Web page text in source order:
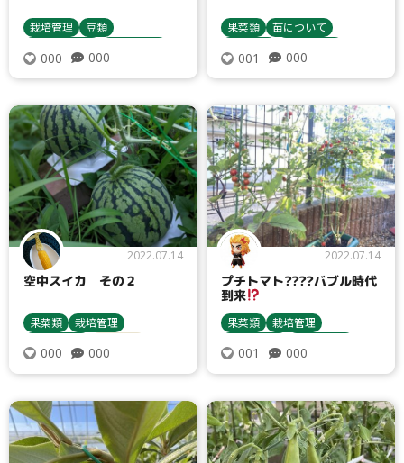
栽培管理
豆類
栽培方法
土寄せ
000 000
果菜類
苗について
トマト・ミニトマト
001 000
2022.07.14
空中スイカ その２
果菜類
栽培管理
スイカ
000 000
2022.07.14
プチトマト????バブル時代
到来
果菜類
栽培管理
トマト・ミニトマト
栽培方法
001 000